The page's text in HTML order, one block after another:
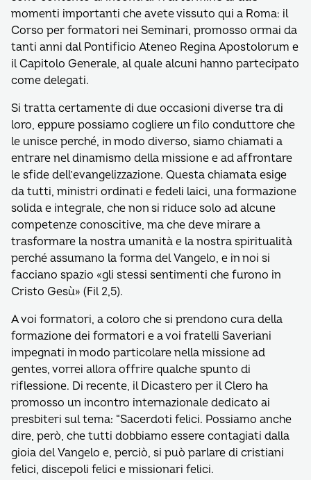
momenti importanti che avete vissuto qui a Roma: il
Corso per formatori nei Seminari, promosso ormai da
tanti anni dal Pontificio Ateneo Regina Apostolorum e
il Capitolo Generale, al quale alcuni hanno partecipato
come delegati.
Si tratta certamente di due occasioni diverse tra di
loro, eppure possiamo cogliere un filo conduttore che
le unisce perché, in modo diverso, siamo chiamati a
entrare nel dinamismo della missione e ad affrontare
le sfide dell’evangelizzazione. Questa chiamata esige
da tutti, ministri ordinati e fedeli laici, una formazione
solida e integrale, che non si riduce solo ad alcune
competenze conoscitive, ma che deve mirare a
trasformare la nostra umanità e la nostra spiritualità
perché assumano la forma del Vangelo, e in noi si
facciano spazio «gli stessi sentimenti che furono in
Cristo Gesù» (Fil 2,5).
A voi formatori, a coloro che si prendono cura della
formazione dei formatori e a voi fratelli Saveriani
impegnati in modo particolare nella missione ad
gentes, vorrei allora offrire qualche spunto di
riflessione. Di recente, il Dicastero per il Clero ha
promosso un incontro internazionale dedicato ai
presbiteri sul tema: “Sacerdoti felici. Possiamo anche
dire, però, che tutti dobbiamo essere contagiati dalla
gioia del Vangelo e, perciò, si può parlare di cristiani
felici, discepoli felici e missionari felici.